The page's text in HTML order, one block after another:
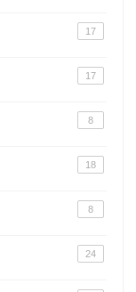
17
17
8
18
8
24